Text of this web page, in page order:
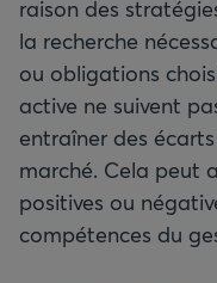
raison des
la recherche
ou obligations
active ne suivent
entraîner des
marché. Cela peut
positives ou
compétences du